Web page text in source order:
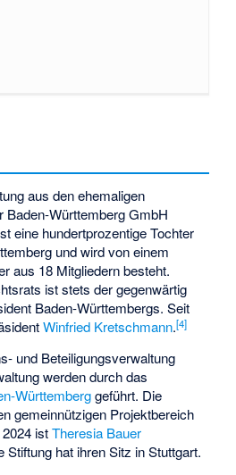
aus den ehemaligen
Baden-Württemberg GmbH
eine hundertprozentige Tochter
und wird von einem
aus 18 Mitgliedern besteht.
ist stets der gegenwärtig
Baden-Württembergs. Seit
Winfried Kretschmann.[4]
und Beteiligungsverwaltung
werden durch das
Württemberggeführt. Die
gemeinnützigen Projektbereich
2024 istTheresia Bauer
Stiftung hat ihren Sitz in Stuttgart.